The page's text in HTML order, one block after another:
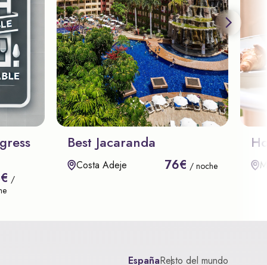
/
Best Jacaranda
Costa Adeje 76€ / noche
EspañaResto del mundo